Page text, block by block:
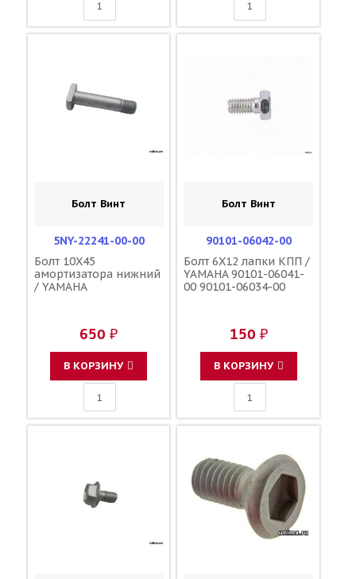
Болт Винт
5NY-22241-00-00
Болт 10X45
амортизатора нижний
/ YAMAHA
650 ₽
В КОРЗИНУ
Болт Винт
90101-06042-00
Болт 6X12 лапки КПП /
YAMAHA 90101-06041-
00 90101-06034-00
150 ₽
В КОРЗИНУ